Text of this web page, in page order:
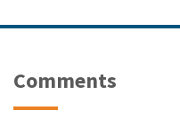
Comments